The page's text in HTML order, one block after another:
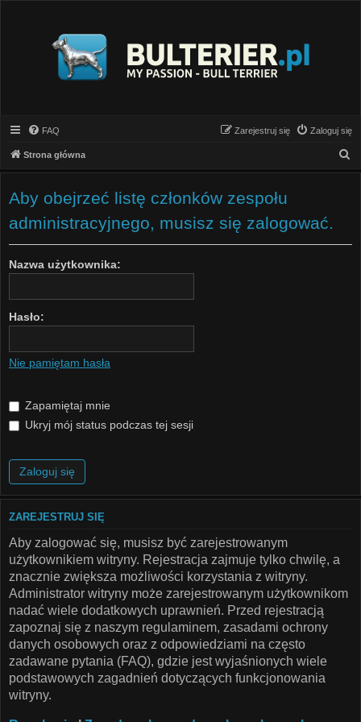
FAQ Zaloguj się
Zarejestruj się
Strona główna
z
Aby obejrzeć listę członków zespołu
administracyjnego, musisz się zalogować.
Nazwa użytkownika:
Hasło:
Nie pamiętam hasła
Zapamiętaj mnie
Ukryj mój status podczas tej sesji
ZAREJESTRUJ SIĘ
Aby zalogować się, musisz być zarejestrowanym
użytkownikiem witryny. Rejestracja zajmuje tylko chwilę, a
znacznie zwiększa możliwości korzystania z witryny.
Administrator witryny może zarejestrowanym użytkownikom
nadać wiele dodatkowych uprawnień. Przed rejestracją
zapoznaj się z naszym regulaminem, zasadami ochrony
danych osobowych oraz z odpowiedziami na często
zadawane pytania (FAQ), gdzie jest wyjaśnionych wiele
podstawowych zagadnień dotyczących funkcjonowania
witryny.